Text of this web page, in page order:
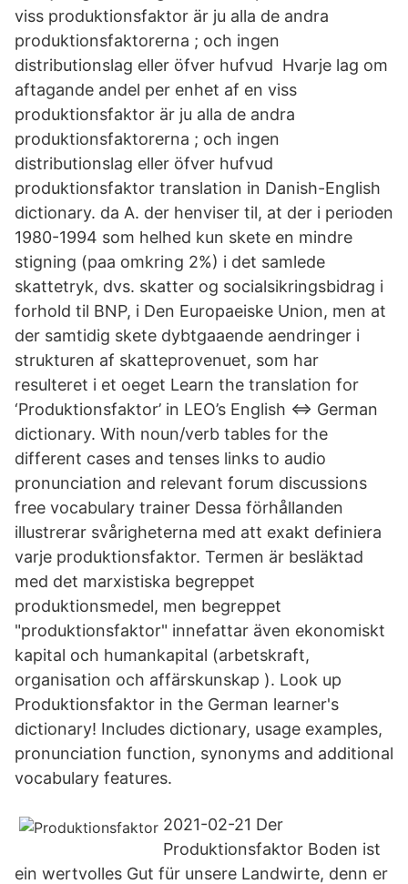
viss produktionsfaktor är ju alla de andra
produktionsfaktorerna ; och ingen
distributionslag eller öfver hufvud Hvarje lag om
aftagande andel per enhet af en viss
produktionsfaktor är ju alla de andra
produktionsfaktorerna ; och ingen
distributionslag eller öfver hufvud
produktionsfaktor translation in Danish-English
dictionary. da A. der henviser til, at der i perioden
1980-1994 som helhed kun skete en mindre
stigning (paa omkring 2%) i det samlede
skattetryk, dvs. skatter og socialsikringsbidrag i
forhold til BNP, i Den Europaeiske Union, men at
der samtidig skete dybtgaaende aendringer i
strukturen af skatteprovenuet, som har
resulteret i et oeget Learn the translation for
‘Produktionsfaktor’ in LEO’s English ⇔ German
dictionary. With noun/verb tables for the
different cases and tenses links to audio
pronunciation and relevant forum discussions
free vocabulary trainer Dessa förhållanden
illustrerar svårigheterna med att exakt definiera
varje produktionsfaktor. Termen är besläktad
med det marxistiska begreppet
produktionsmedel, men begreppet
"produktionsfaktor" innefattar även ekonomiskt
kapital och humankapital (arbetskraft,
organisation och affärskunskap ). Look up
Produktionsfaktor in the German learner's
dictionary! Includes dictionary, usage examples,
pronunciation function, synonyms and additional
vocabulary features.
2021-02-21 Der
Produktionsfaktor Boden ist
ein wertvolles Gut für unsere Landwirte, denn er